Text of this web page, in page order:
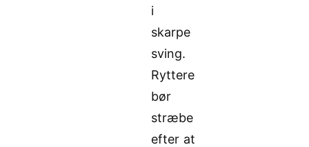
i
skarpe
sving.
Ryttere
bør
stræbe
efter at